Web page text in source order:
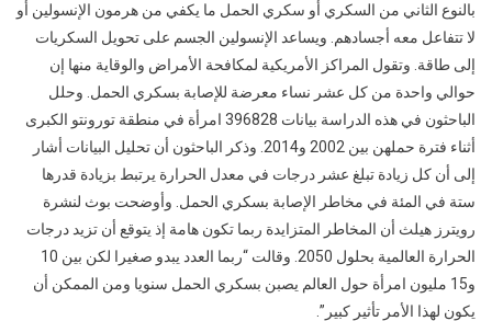
بالنوع الثاني من السكري أو سكري الحمل ما يكفي من هرمون الإنسولين أو
لا تتفاعل معه أجسادهم. ويساعد الإنسولين الجسم على تحويل السكريات
إلى طاقة. وتقول المراكز الأمريكية لمكافحة الأمراض والوقاية منها إن
حوالي واحدة من كل عشر نساء معرضة للإصابة بسكري الحمل. وحلل
الباحثون في هذه الدراسة بيانات 396828 امرأة في منطقة تورونتو الكبرى
أثناء فترة حملهن بين 2002 و2014. وذكر الباحثون أن تحليل البيانات أشار
إلى أن كل زيادة تبلغ عشر درجات في معدل الحرارة يرتبط بزيادة قدرها
ستة في المئة في مخاطر الإصابة بسكري الحمل. وأوضحت بوث لنشرة
رويترز هيلث أن المخاطر المتزايدة ربما تكون هامة إذ يتوقع أن تزيد درجات
الحرارة العالمية بحلول 2050. وقالت “ربما العدد يبدو صغيرا لكن بين 10
و15 مليون امرأة حول العالم يصبن بسكري الحمل سنويا ومن الممكن أن
يكون لهذا الأمر تأثير كبير”.